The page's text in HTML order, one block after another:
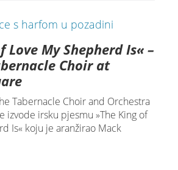
Love My Shepherd Is« –
Choir at
Tabernacle Choir and Orchestra
izvode irsku pjesmu »The King of
Is« koju je aranžirao Mack